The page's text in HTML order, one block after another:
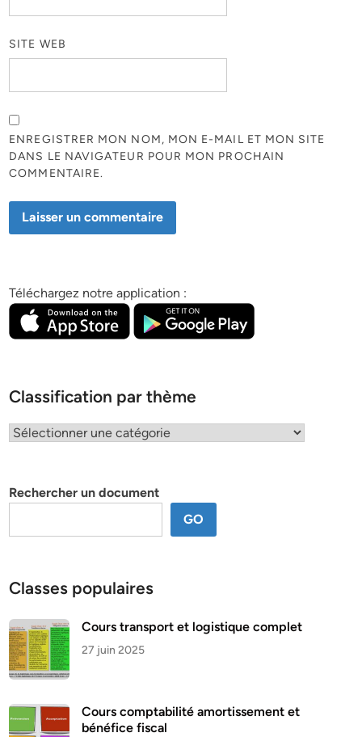
SITE WEB
ENREGISTRER MON NOM, MON E-MAIL ET MON SITE
DANS LE NAVIGATEUR POUR MON PROCHAIN
COMMENTAIRE.
Téléchargez notre application :
Classification par thème
Classification
Rechercher un document
GO
Classes populaires
Cours transport et logistique complet
27 juin 2025
Cours comptabilité amortissement et
bénéfice fiscal